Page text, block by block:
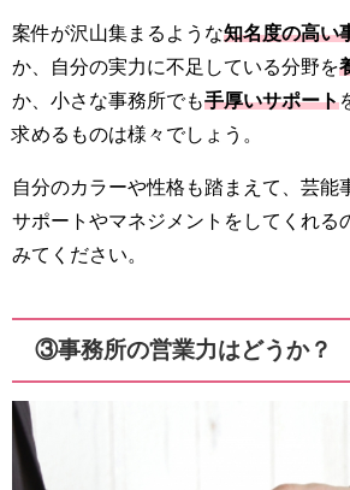
案件が沢山集まるような知名度の高い
か、自分の実力に不足している分野を
か、小さな事務所でも手厚いサポート
求めるものは様々でしょう。
自分のカラーや性格も踏まえて、芸能
サポートやマネジメントをしてくれる
みてください。
③事務所の営業力はどうか？